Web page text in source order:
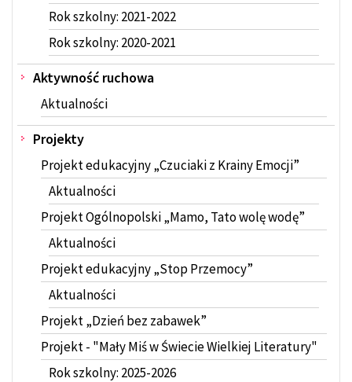
Rok szkolny: 2021-2022
Rok szkolny: 2020-2021
Aktywność ruchowa
Aktualności
Projekty
Projekt edukacyjny „Czuciaki z Krainy Emocji”
Aktualności
Projekt Ogólnopolski „Mamo, Tato wolę wodę”
Aktualności
Projekt edukacyjny „Stop Przemocy”
Aktualności
Projekt „Dzień bez zabawek”
Projekt - "Mały Miś w Świecie Wielkiej Literatury"
Rok szkolny: 2025-2026